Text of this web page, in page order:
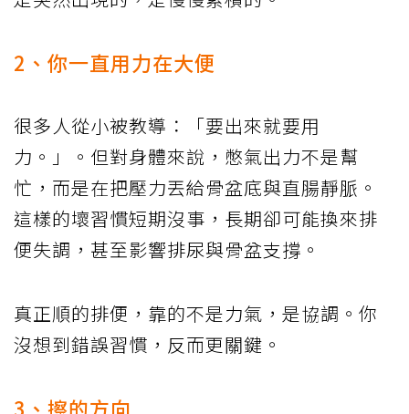
2、你一直用力在大便
很多人從小被教導：「要出來就要用
力。」。但對身體來說，憋氣出力不是幫
忙，而是在把壓力丟給骨盆底與直腸靜脈。
這樣的壞習慣短期沒事，長期卻可能換來排
便失調，甚至影響排尿與骨盆支撐。
真正順的排便，靠的不是力氣，是協調。你
沒想到錯誤習慣，反而更關鍵。
3、擦的方向